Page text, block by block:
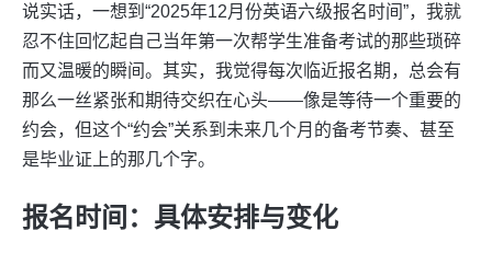
说实话，一想到“2025年12月份英语六级报名时间”，我就
忍不住回忆起自己当年第一次帮学生准备考试的那些琐碎
而又温暖的瞬间。其实，我觉得每次临近报名期，总会有
那么一丝紧张和期待交织在心头——像是等待一个重要的
约会，但这个“约会”关系到未来几个月的备考节奏、甚至
是毕业证上的那几个字。
报名时间：具体安排与变化